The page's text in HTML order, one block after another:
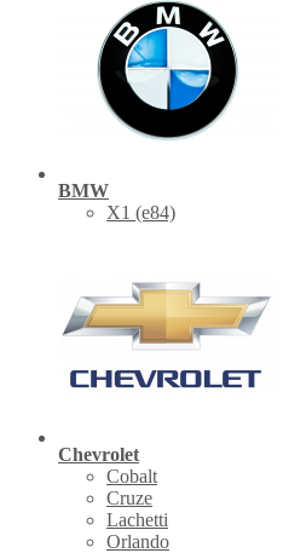
BMW
X1 (е84)
Chevrolet
Cobalt
Cruze
Lachetti
Orlando